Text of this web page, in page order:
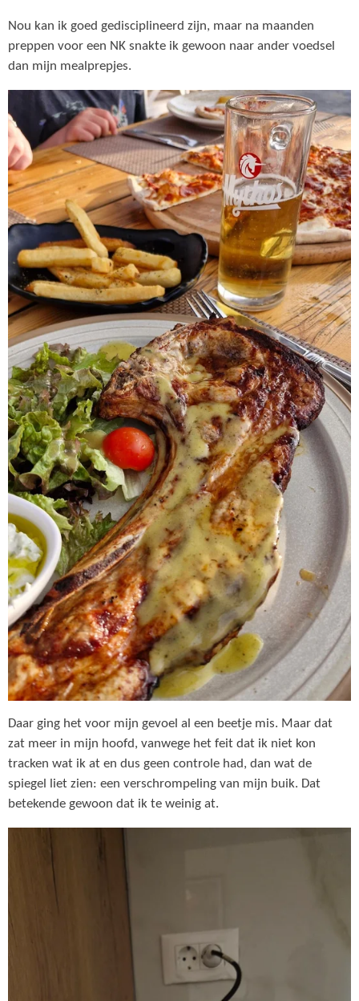
Nou kan ik goed gedisciplineerd zijn, maar na maanden
preppen voor een NK snakte ik gewoon naar ander voedsel
dan mijn mealprepjes.
Daar ging het voor mijn gevoel al een beetje mis. Maar dat
zat meer in mijn hoofd, vanwege het feit dat ik niet kon
tracken wat ik at en dus geen controle had, dan wat de
spiegel liet zien: een verschrompeling van mijn buik. Dat
betekende gewoon dat ik te weinig at.